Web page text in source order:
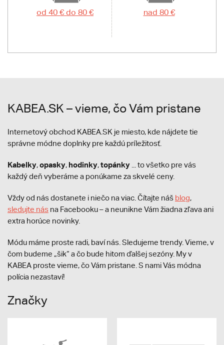
od 40 € do 80 € nad 80 €
KABEA.SK – vieme, čo Vám pristane
Internetový obchod KABEA.SK je miesto, kde nájdete tie
správne módne doplnky pre každú príležitosť.
Kabelky,opasky, hodinky,topánky ... to všetko pre vás
každý deň vyberáme a ponúkame za skvelé ceny.
Vždy od nás dostanete i niečo na viac. Čítajte náš blog,
sledujte nás na Facebooku – a neunikne Vám žiadna zľava ani
extra horúce novinky.
Módu máme proste radi, baví nás. Sledujeme trendy. Vieme, v
čom budeme „šik“ a čo bude hitom ďalšej sezóny. My v
KABEA proste vieme, čo Vám pristane. S nami Vás módna
polícia nezastaví!
Značky